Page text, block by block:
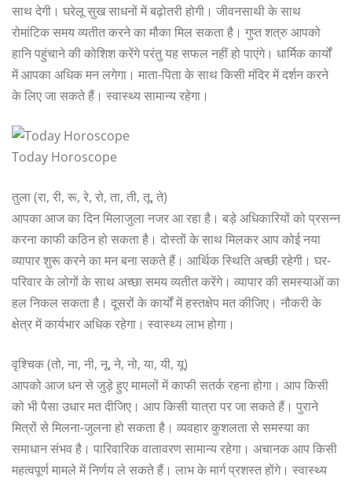
साथ देगी। घरेलू सुख साधनों में बढ़ोतरी होगी। जीवनसाथी के साथ
रोमांटिक समय व्यतीत करने का मौका मिल सकता है। गुप्त शत्रु आपको
हानि पहुंचाने की कोशिश करेंगे परंतु यह सफल नहीं हो पाएंगे। धार्मिक कार्यों
में आपका अधिक मन लगेगा। माता-पिता के साथ किसी मंदिर में दर्शन करने
के लिए जा सकते हैं। स्वास्थ्य सामान्य रहेगा।
Today Horoscope
तुला (रा, री, रू, रे, रो, ता, ती, तू, ते)
आपका आज का दिन मिलाजुला नजर आ रहा है। बड़े अधिकारियों को प्रसन्न
करना काफी कठिन हो सकता है। दोस्तों के साथ मिलकर आप कोई नया
व्यापार शुरू करने का मन बना सकते हैं। आर्थिक स्थिति अच्छी रहेगी। घर-
परिवार के लोगों के साथ अच्छा समय व्यतीत करेंगे। व्यापार की समस्याओं का
हल निकल सकता है। दूसरों के कार्यों में हस्तक्षेप मत कीजिए। नौकरी के
क्षेत्र में कार्यभार अधिक रहेगा। स्वास्थ्य लाभ होगा।
वृश्चिक (तो, ना, नी, नू, ने, नो, या, यी, यू)
आपको आज धन से जुड़े हुए मामलों में काफी सतर्क रहना होगा। आप किसी
को भी पैसा उधार मत दीजिए। आप किसी यात्रा पर जा सकते हैं। पुराने
मित्रों से मिलना-जुलना हो सकता है। व्यवहार कुशलता से समस्या का
समाधान संभव है। पारिवारिक वातावरण सामान्य रहेगा। अचानक आप किसी
महत्वपूर्ण मामले में निर्णय ले सकते हैं। लाभ के मार्ग प्रशस्त होंगे। स्वास्थ्य